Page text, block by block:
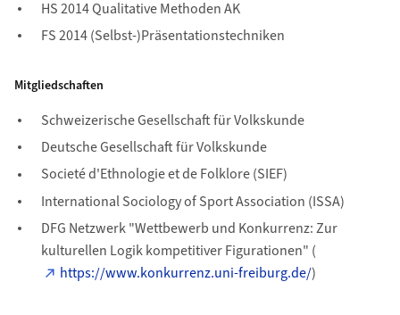
HS 2014 Qualitative Methoden AK
FS 2014 (Selbst-)Präsentationstechniken
Mitgliedschaften
Schweizerische Gesellschaft für Volkskunde
Deutsche Gesellschaft für Volkskunde
Societé d'Ethnologie et de Folklore (SIEF)
International Sociology of Sport Association (ISSA)
DFG Netzwerk "Wettbewerb und Konkurrenz: Zur
kulturellen Logik kompetitiver Figurationen" (
https://www.konkurrenz.uni-freiburg.de/)